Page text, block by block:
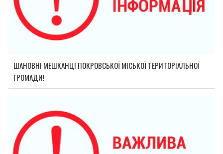
ШАНОВНІ МЕШКАНЦІ ПОКРОВСЬКОЇ МІСЬКОЇ ТЕРИТОРІАЛЬНОЇ
ГРОМАДИ!